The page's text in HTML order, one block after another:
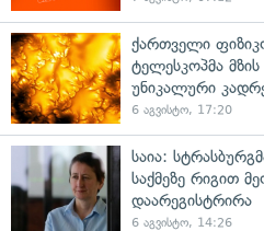
ქართველი
ტელესკოპმა
უნიკალური
6 აგვისტო, 17:20
საია:
საქმეზე რიგით
დაარეგისტრირა
6 აგვისტო, 14:26